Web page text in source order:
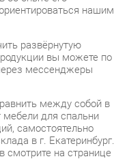
между собой в
для спальни
самостоятельно
в г. Екатеринбург.
на странице
Нет
см
140x200
Нет